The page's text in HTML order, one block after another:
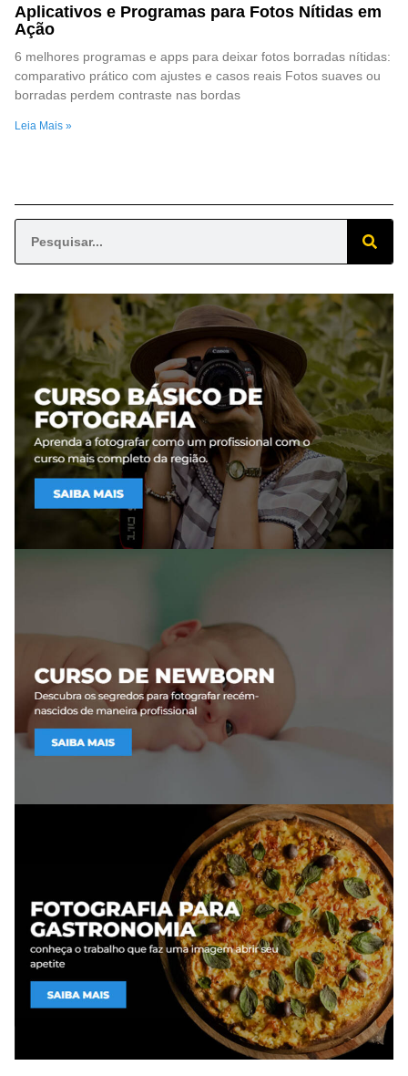
Aplicativos e Programas para Fotos Nítidas em
Ação
6 melhores programas e apps para deixar fotos borradas nítidas:
comparativo prático com ajustes e casos reais Fotos suaves ou
borradas perdem contraste nas bordas
Leia Mais »